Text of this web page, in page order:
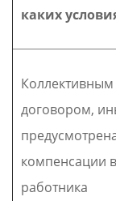
каких
договором,
компенсации
работника